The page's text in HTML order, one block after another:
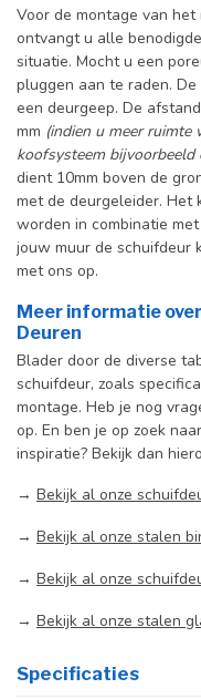
Voor de montage van
ontvangt u alle
situatie. Mocht u een
pluggen aan te raden.
een deurgeep. De
mm (indien u meer ruimte
koofsysteem bijvoorbeeld
dient 10mm boven de
met de deurgeleider. Het
worden in combinatie
jouw muur de schuifdeur
met ons op.
Meer informatie
Deuren
Blader door de diverse
schuifdeur, zoals
montage. Heb je nog
op. En ben je op zoek
inspiratie? Bekijk dan
→ Bekijk al onze
→ Bekijk al onze stalen
→ Bekijk al onze
→ Bekijk al onze stalen
Specificaties